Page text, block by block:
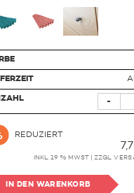
-
REDUZIERT
INKL. 19 % MWST | ZZGL.
IN DEN WARENKORB